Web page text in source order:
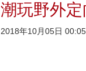
潮玩野外
2018年10月05日 00:05